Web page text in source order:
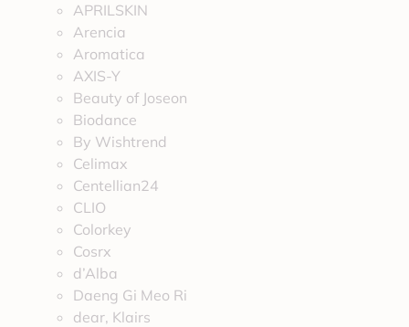
APRILSKIN
Arencia
Aromatica
AXIS-Y
Beauty of Joseon
Biodance
By Wishtrend
Celimax
Centellian24
CLIO
Colorkey
Cosrx
d’Alba
Daeng Gi Meo Ri
dear, Klairs